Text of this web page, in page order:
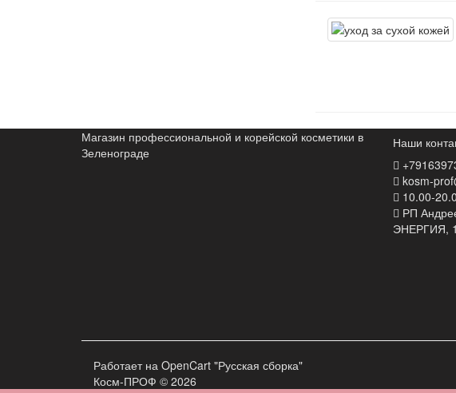
Магазин профессиональной и корейской косметики в
Зеленограде
Наши
kosm-
10.00-
РП
ЭНЕРГИЯ,
Работает на OpenCart "Русская сборка"
Косм-ПРОФ © 2026